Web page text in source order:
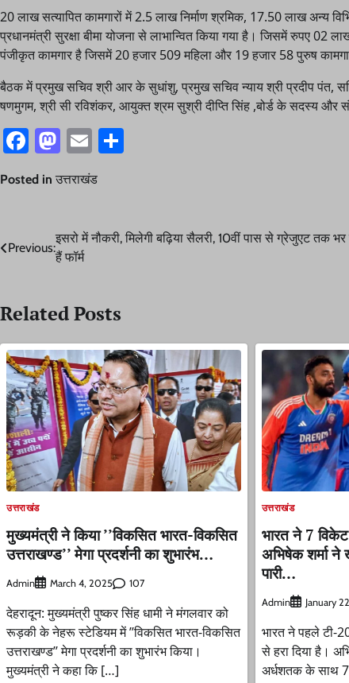
20 लाख सत्यापित कामगारों में 2.5 लाख निर्माण श्रमिक, 17.50 लाख अन्य
प्रधानमंत्री सुरक्षा बीमा योजना से लाभान्वित किया गया है। जिसमें रुपए 02
पंजीकृत कामगार है जिसमें 20 हजार 509 महिला और 19 हजार 58 पुरुष
बैठक में प्रमुख सचिव श्री आर के सुधांशु, प्रमुख सचिव न्याय श्री प्रदीप पंत,
षणमुगम, श्री सी रविशंकर, आयुक्त श्रम सुश्री दीप्ति सिंह ,बोर्ड के सदस्य और
Facebook
Mastodon
Email
Posted in उत्तराखंड
Post
Previous:
इसरो में नौकरी, मिलेगी बढ़िया सैलरी, 10वीं पास से ग्रेजुएट तक
हैं फॉर्म
Related Posts
उत्तराखंड
मुख्यमंत्री ने किया ’’विकसित भारत-विकसित
उत्तराखण्ड’’ मेगा प्रदर्शनी का शुभारंभ…
Admin March 4, 2025 107
देहरादून: मुख्यमंत्री पुष्कर सिंह धामी ने मंगलवार को
रूड़की के नेहरू स्टेडियम में ’’विकसित भारत-विकसित
उत्तराखण्ड’’ मेगा प्रदर्शनी का शुभारंभ किया।
मुख्यमंत्री ने कहा कि […]
उत्तराखंड
भारत ने 7
अभिषेक शर्मा ने
पारी…
Admin January
भारत ने पहले टी-
से हरा दिया है।
अर्धशतक के साथ